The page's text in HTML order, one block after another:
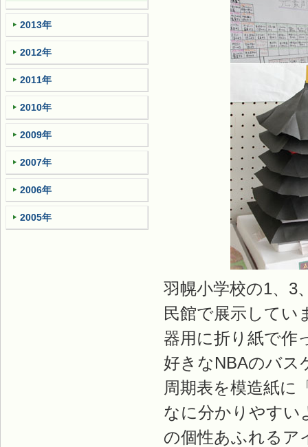
羽幌小学校の1、3
民館で展示してい
器用に折り紙で作
好きなNBAのバス
周期表を模造紙に
なに分かりやすい
の個性あふれるア
2013年
2012年
2011年
2010年
2009年
2007年
2006年
2005年